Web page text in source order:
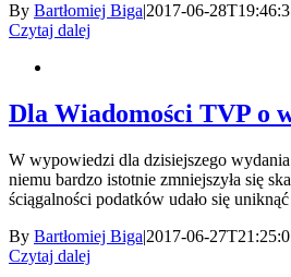
By Bartłomiej Biga|2017-06-
Czytaj dalej
Dla Wiadomości TVP o
W wypowiedzi dla dzisiejszego
niemu bardzo istotnie zmniejszyła się
ściągalności podatków udało się
By Bartłomiej Biga|2017-06-
Czytaj dalej